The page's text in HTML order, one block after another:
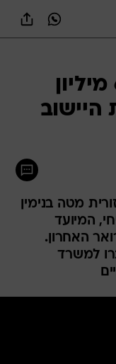
הממשלה אישרה 60 מיליון
מטה בנימין
המיועד
האחרון.
למשרד